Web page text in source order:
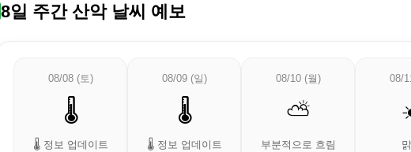
8일 주간 산악 날씨 예보
08/08 (토)
🌡️
🌡️ 정보 업데이트
08/09 (일)
🌡️
🌡️ 정보 업데이트
08/10 (월)
⛅
부분적으로 흐림
08/